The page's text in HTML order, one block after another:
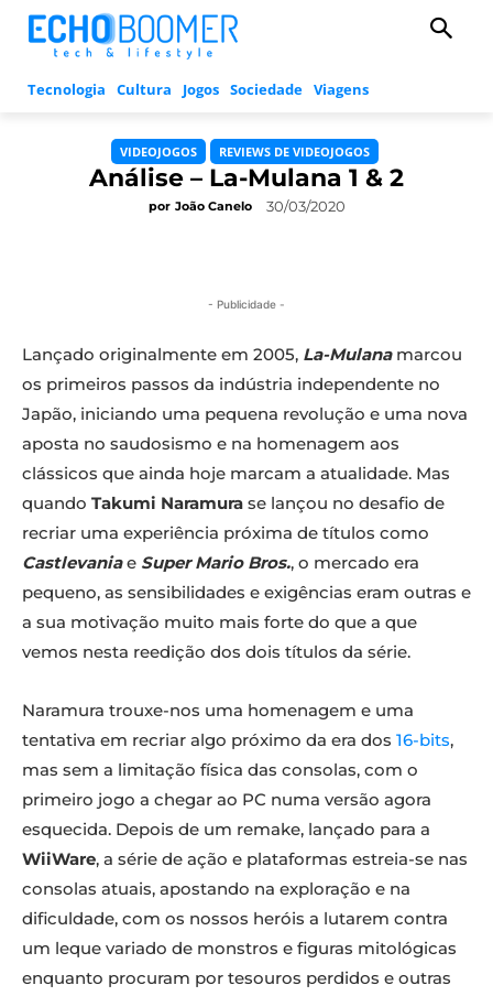
Tecnologia Cultura Jogos Sociedade Viagens
VIDEOJOGOS REVIEWS DE VIDEOJOGOS
Análise – La-Mulana 1 & 2
por João Canelo 30/03/2020
- Publicidade -
Lançado originalmente em 2005, La-Mulanamarcou
os primeiros passos da indústria independente no
Japão, iniciando uma pequena revolução e uma nova
aposta no saudosismo e na homenagem aos
clássicos que ainda hoje marcam a atualidade. Mas
quando Takumi Naramura se lançou no desafio de
recriar uma experiência próxima de títulos como
Castlevaniae Super Mario Bros., o mercado era
pequeno, as sensibilidades e exigências eram outras e
a sua motivação muito mais forte do que a que
vemos nesta reedição dos dois títulos da série.
Naramura trouxe-nos uma homenagem e uma
tentativa em recriar algo próximo da era dos 16-bits,
mas sem a limitação física das consolas, com o
primeiro jogo a chegar ao PC numa versão agora
esquecida. Depois de um remake, lançado para a
WiiWare, a série de ação e plataformas estreia-se nas
consolas atuais, apostando na exploração e na
dificuldade, com os nossos heróis a lutarem contra
um leque variado de monstros e figuras mitológicas
enquanto procuram por tesouros perdidos e outras